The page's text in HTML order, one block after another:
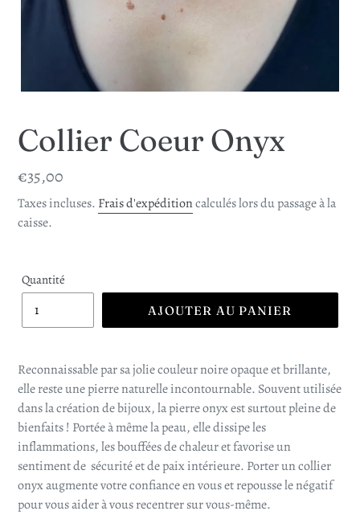
Collier Coeur Onyx
Prix
normal
€35,00
Taxes incluses. Frais d'expéditioncalculés lors du passage à la
caisse.
Quantité
AJOUTER AU PANIER
Reconnaissable par sa jolie couleur noire opaque et brillante,
elle reste une pierre naturelle incontournable. Souvent utilisée
dans la création de bijoux, la pierre onyx est surtout pleine de
bienfaits ! Portée à même la peau, elle dissipe les
inflammations, les bouffées de chaleur et favorise un
sentiment de sécurité et de paix intérieure. Porter un collier
onyx augmente votre confiance en vous et repousse le négatif
pour vous aider à vous recentrer sur vous-même.